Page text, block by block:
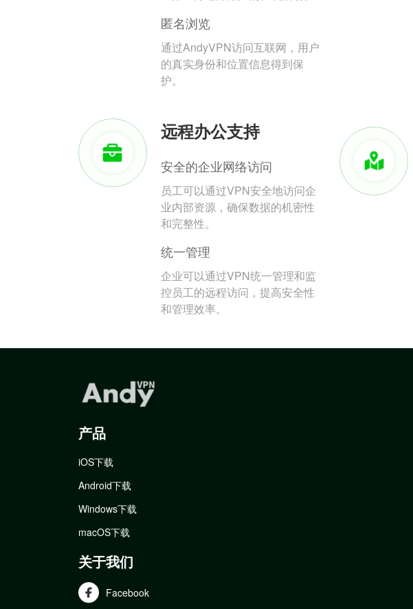
匿名浏览
通过AndyVPN访问互联网，用户
的真实身份和位置信息得到保
护。
远程办公支持
安全的企业网络访问
员工可以通过VPN安全地访问企
业内部资源，确保数据的机密性
和完整性。
统一管理
企业可以通过VPN统一管理和监
控员工的远程访问，提高安全性
和管理效率。
产品
iOS下载
Android下载
Windows下载
macOS下载
关于我们
Facebook